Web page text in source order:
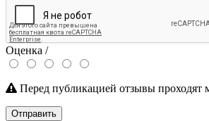
Оценка /
Перед публикацией отзывы проходят
Отправить